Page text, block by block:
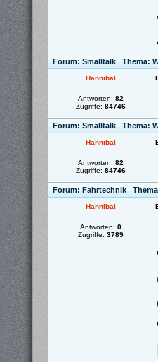
Forum: Smalltalk Thema:
Hannibal
Antworten: 82
Zugriffe: 84746
Forum: Smalltalk Thema:
Hannibal
Antworten: 82
Zugriffe: 84746
Forum: Fahrtechnik
Hannibal
Antworten: 0
Zugriffe: 3789